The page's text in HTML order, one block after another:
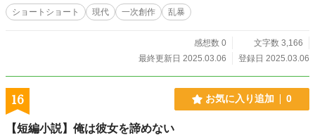
いて女の口と鼻を塞ぎ即効性のある薬剤だからその場に倒れ
込んだ。俺は女を背負い、俺の家に運んだ。そして、女を触
ショートショート 現代 一次創作 乱暴
感想数 0
文字数 3,166
最終更新日 2025.03.06
登録日 2025.03.06
16 お気に入り追加 0
【短編小説】俺は彼女を諦めない